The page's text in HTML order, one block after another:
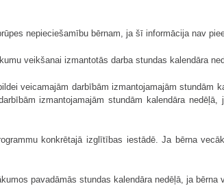
nepieciešamību bērnam, ja šī informācija nav
veikšanai izmantotās darba stundas kalendāra
veicamajām darbībām izmantojamajām stundām
izmantojamajām stundām kalendāra
konkrētajā izglītības iestādē. Ja bērna
pavadāmās stundas kalendāra nedēļā, ja